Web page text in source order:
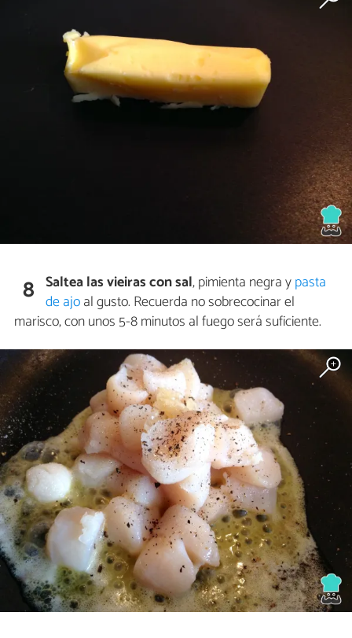
8 Saltea las vieiras con sal, pimienta negra ypasta
de ajoal gusto. Recuerda no sobrecocinar el
marisco, con unos 5-8 minutos al fuego será suficiente.